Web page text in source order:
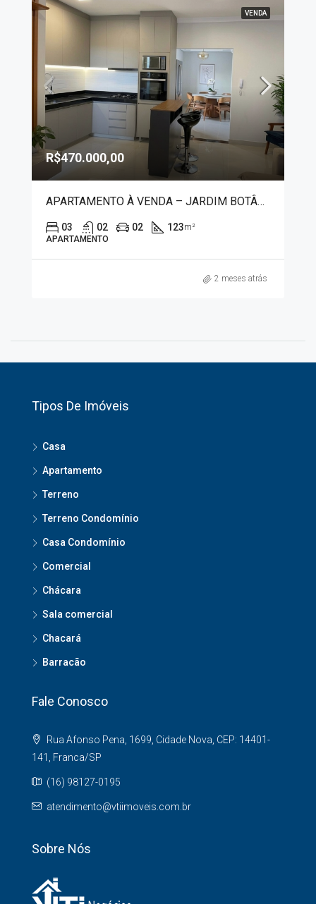
VENDA
R$470.000,00
APARTAMENTO À VENDA – JARDIM BOTÂNICO 50044
03 02 02 123m²
APARTAMENTO
2 meses atrás
Tipos De Imóveis
Casa
Apartamento
Terreno
Terreno Condomínio
Casa Condomínio
Comercial
Chácara
Sala comercial
Chacará
Barracão
Fale Conosco
Rua Afonso Pena, 1699, Cidade Nova, CEP: 14401-
141, Franca/SP
(16) 98127-0195
atendimento@vtiimoveis.com.br
Sobre Nós